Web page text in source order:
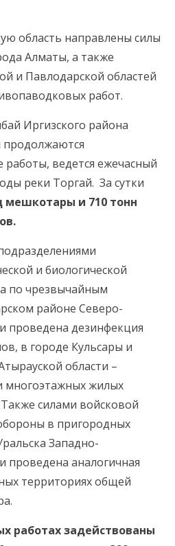
область направлены силы
Алматы, а также
и Павлодарской областей
работ.
Иргизского района
продолжаются
работы, ведется ежечасный
реки Торгай. За сутки
мешкотары и 710 тонн
и биологической
по чрезвычайным
районе Северо-
проведена дезинфекция
в городе Кульсары и
области –
многоэтажных жилых
силами войсковой
в пригородных
Западно-
проведена аналогичная
территориях общей
работах задействованы